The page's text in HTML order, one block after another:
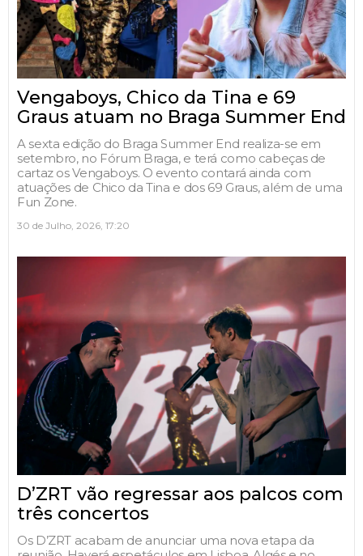
Vengaboys, Chico da Tina e 69
Graus atuam no Braga Summer End
A sexta edição do Braga Summer End realiza-se em
setembro, no Fórum Braga, e terá como cabeças de
cartaz os Vengaboys. O evento contará ainda com
atuações de Chico da Tina e dos 69 Graus, além de uma
Fun Zone.
30 de Julho, 2026, 17:20
D’ZRT vão regressar aos palcos com
três concertos
Os D’ZRT acabam de anunciar uma nova etapa da